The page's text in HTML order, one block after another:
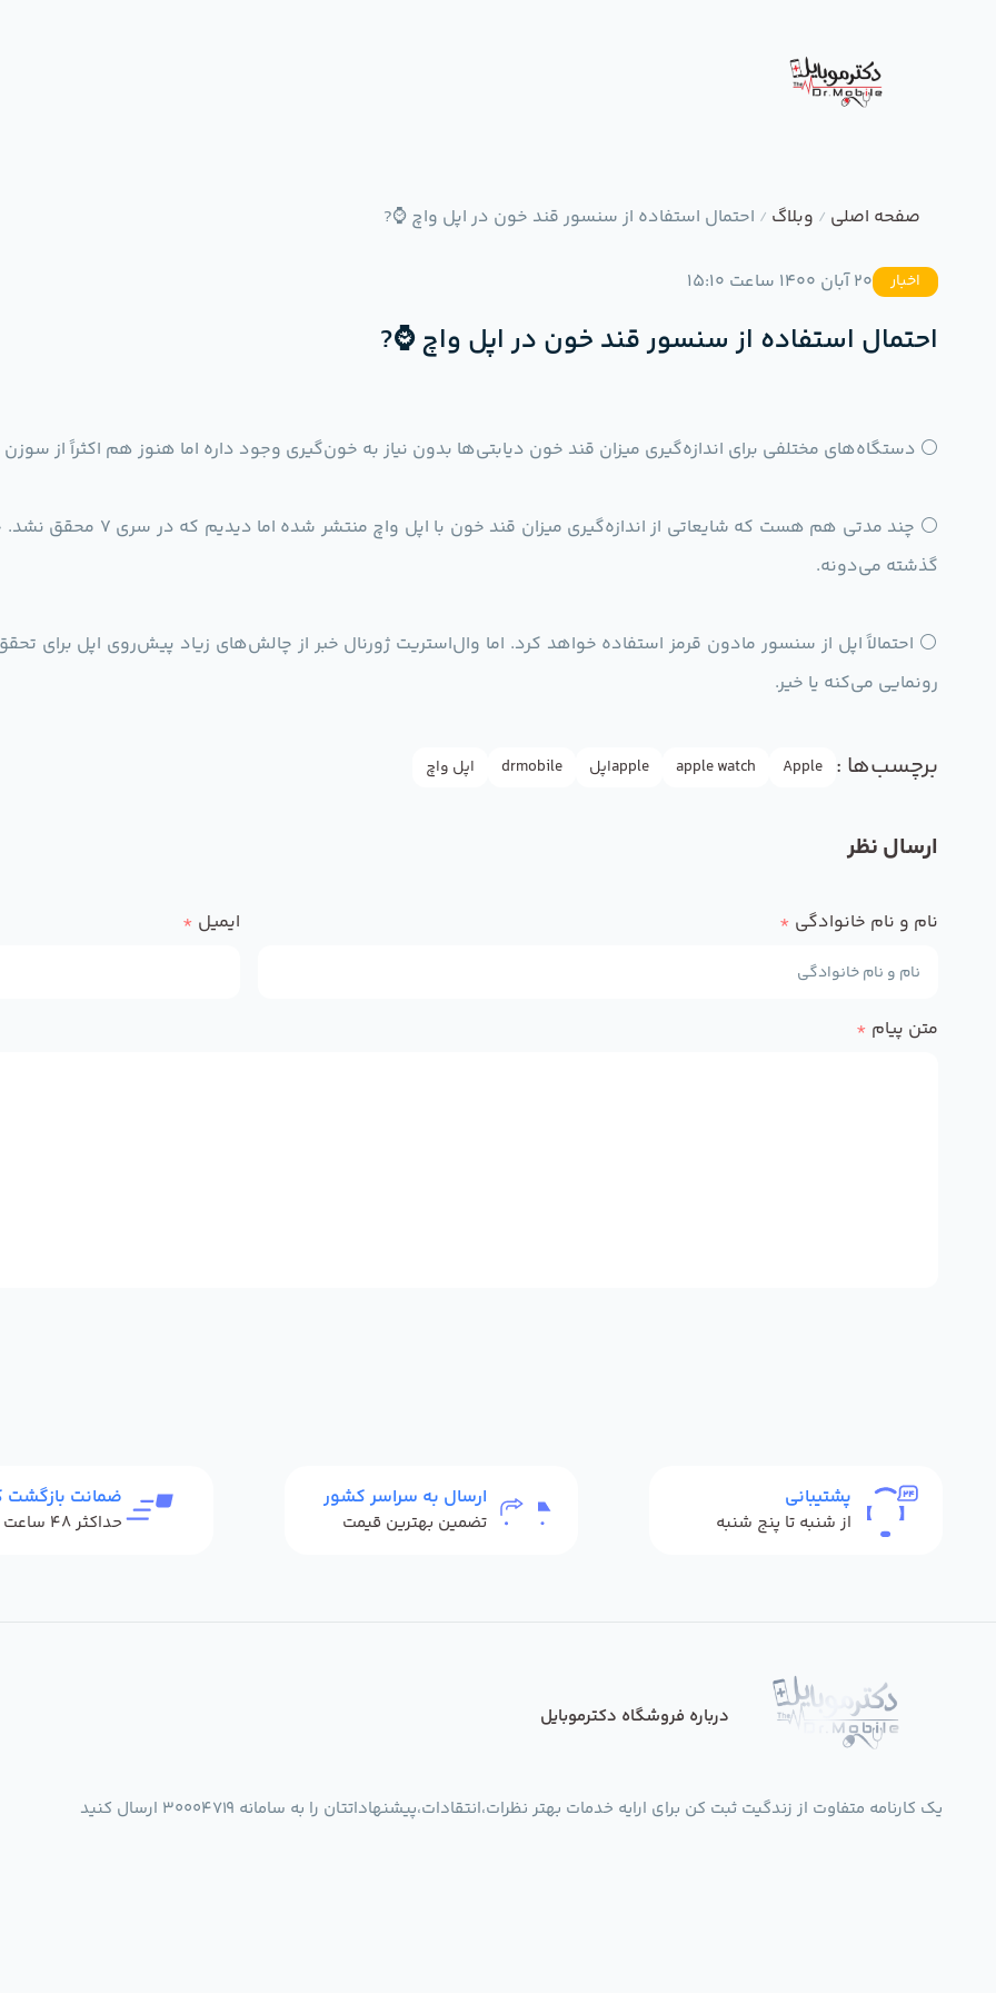
صفحه اصلی / وبلاگ / احتمال استفاده از سنسور قند خون در اپل واچ ⌚️?
اخبار 20 آبان 1400 ساعت 15:10
احتمال استفاده از سنسور قند خون در اپل واچ ⌚️?
⚪️ دستگاه‌های مختلفی برای اندازه‌گیری میزان قند خون دیابتی‌ها بدون نیاز به خون‌گیری وجود داره اما هنوز هم اکثراً از
گذشته می‌دونه.
⚪️ احتمالاً اپل از سنسور مادون قرمز استفاده خواهد کرد. اما وال‌استریت ژورنال خبر از چالش‌های زیاد پیش‌روی اپل برای
رونمایی می‌کنه یا خیر.
برچسب‌ها : Apple
apple watch appleاپل drmobile اپل واچ
ارسال نظر
نام و نام خانوادگی * ایمیل *
متن پیام *
پشتیبانی
از شنبه تا پنج شنبه
ارسال به سراسر کشور
تضمین بهترین قیمت
ضمانت بازگشت
درباره فروشگاه دکترموبایل
یک کارنامه متفاوت از زندگیت ثبت کن برای ارایه خدمات بهتر نظرات،انتقادات،پیشنهاداتتان را به سامانه 30004719 ارسال کنید